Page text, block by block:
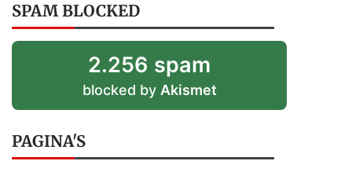
SPAM BLOCKED
2.256 spam
blocked by Akismet
PAGINA'S